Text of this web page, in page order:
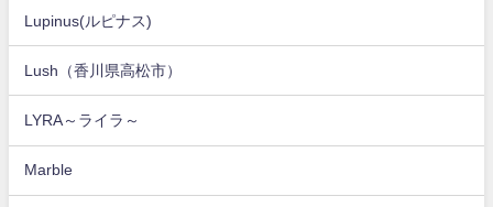
Lupinus(ルピナス)
Lush（香川県高松市）
LYRA～ライラ～
Marble